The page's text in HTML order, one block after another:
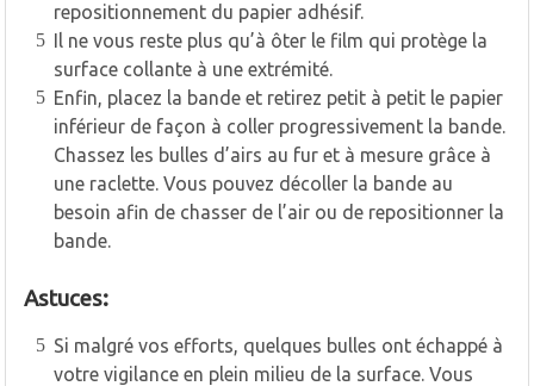
repositionnement du papier adhésif.
Il ne vous reste plus qu’à ôter le film qui protège la
surface collante à une extrémité.
Enfin, placez la bande et retirez petit à petit le papier
inférieur de façon à coller progressivement la bande.
Chassez les bulles d’airs au fur et à mesure grâce à
une raclette. Vous pouvez décoller la bande au
besoin afin de chasser de l’air ou de repositionner la
bande.
Astuces:
Si malgré vos efforts, quelques bulles ont échappé à
votre vigilance en plein milieu de la surface. Vous